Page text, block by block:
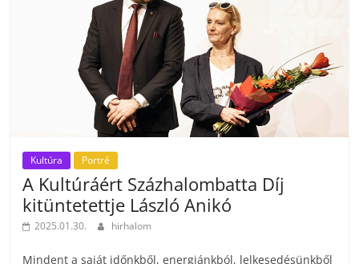
Kultúra Portré
A Kultúráért Százhalombatta Díj
kitüntetettje László Anikó
2025.01.30. hirhalom
Mindent a saját időnkből, energiánkból, lelkesedésünkből